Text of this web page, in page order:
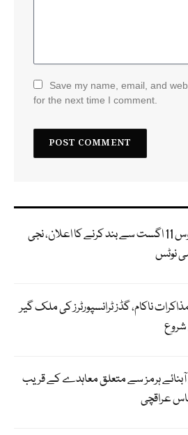
Save my name, email, and
for the next time I comment.
میٹرو بس سروس 11 اگست سے بند کرنے کا اعلان، نجی
نوٹس
ناکام، گڈز ٹرانسپورٹرز کی ملک گیر
شروع
آبنائے ہرمز سے متعلق معاہدے کے قریب
عراقچی